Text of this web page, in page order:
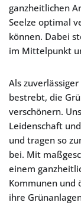
ganzheitlichen
Seelze optimal
können. Dabei
im Mittelpunkt
Als
bestrebt, die
verschönern.
Leidenschaft
und tragen so
bei. Mit
einem
Kommunen und
ihre